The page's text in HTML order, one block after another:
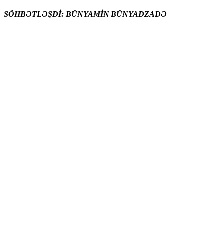
SÖHBƏTLƏŞDİ: BÜNYAMİN BÜNYADZADƏ